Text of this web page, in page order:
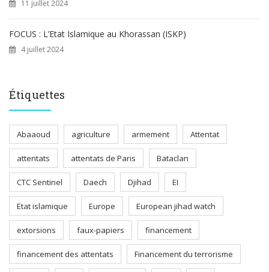
11 juillet 2024
FOCUS : L’Etat Islamique au Khorassan (ISKP)
4 juillet 2024
Étiquettes
Abaaoud agriculture armement Attentat
attentats attentats de Paris Bataclan
CTC Sentinel Daech Djihad EI
Etat islamique Europe European jihad watch
extorsions faux-papiers financement
financement des attentats Financement du terrorisme